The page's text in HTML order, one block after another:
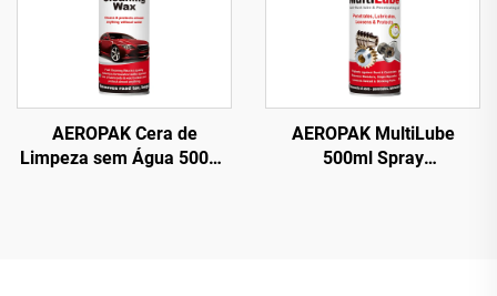
AEROPAK Cera de
Limpeza sem Água 500ml
AEROPAK MultiLube
500ml Spray